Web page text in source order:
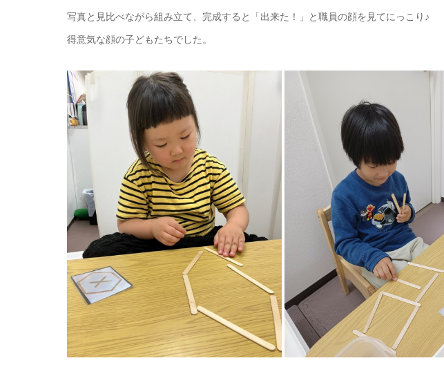
写真と見比べながら組み立て、完成すると「出来た！」と職員の顔を見てにっこり♪
得意気な顔の子どもたちでした。